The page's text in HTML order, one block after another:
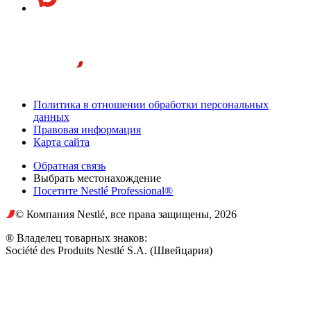
Политика в отношении обработки персональных
данных
Правовая информация
Карта сайта
Обратная связь
Выбрать местонахождение
Посетите Nestlé Professional®
© Компания Nestlé, все права защищены, 2026
® Владелец товарных знаков:
Société des Produits Nestlé S.A. (Швейцария)